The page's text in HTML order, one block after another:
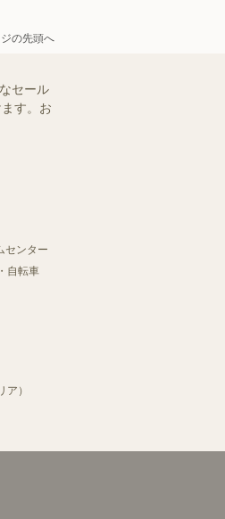
の先頭へ
セール
す。お
センター
自転車
ア）